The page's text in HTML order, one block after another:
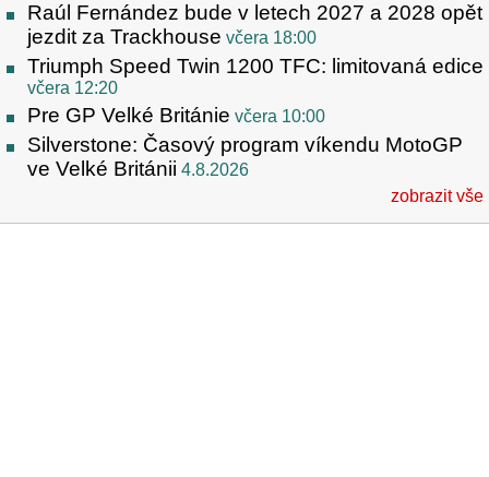
Raúl Fernández bude v letech 2027 a 2028 opět
jezdit za Trackhouse včera 18:00
Triumph Speed Twin 1200 TFC: limitovaná edice
včera 12:20
Pre GP Velké Británie včera 10:00
Silverstone: Časový program víkendu MotoGP
ve Velké Británii 4.8.2026
zobrazit vše